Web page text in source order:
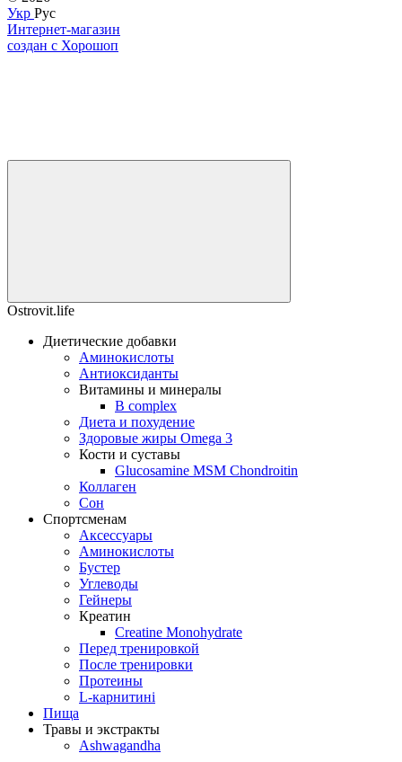
Укр Рус
Интернет-магазин
создан с Хорошоп
Ostrovit.life
Диетические добавки
Аминокислоты
Антиоксиданты
Витамины и минералы
B complex
Диета и похудение
Здоровые жиры Omega 3
Кости и суставы
Glucosamine MSM Chondroitin
Коллаген
Сон
Спортсменам
Аксессуары
Аминокислоты
Бустер
Углеводы
Гейнеры
Креатин
Creatine Monohydrate
Перед тренировкой
После тренировки
Протеины
L-карнитині
Пища
Травы и экстракты
Ashwagandha